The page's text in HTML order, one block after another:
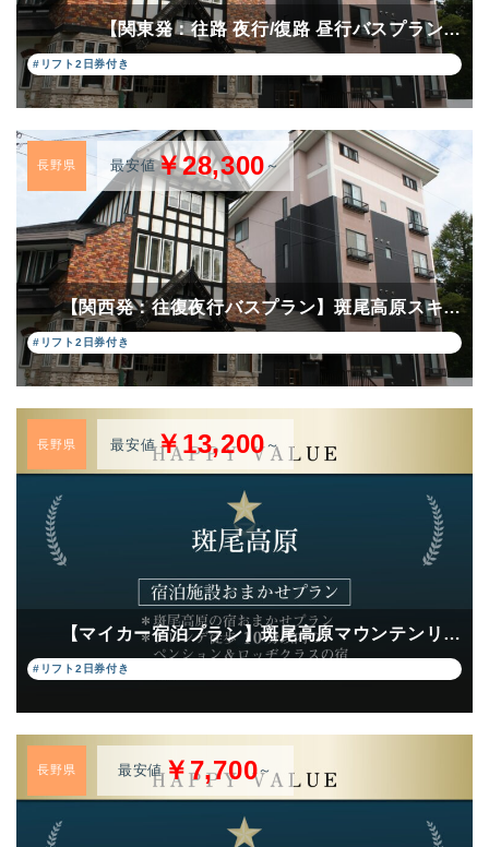
【関東発：往路 夜行/復路 昼行バスプラン…
#リフト2日券付き
長野県 最安値￥28,300～
【関西発：往復夜行バスプラン】斑尾高原スキ…
#リフト2日券付き
長野県 最安値￥13,200～
【マイカー宿泊プラン】斑尾高原マウンテンリ…
#リフト2日券付き
長野県 最安値￥7,700～